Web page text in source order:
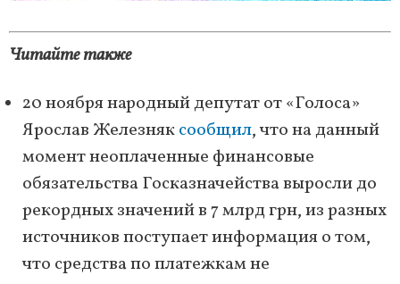
Читайте также
20 ноября народный депутат от «Голоса»
Ярослав Железняксообщил, что на данный
момент неоплаченные финансовые
обязательства Госказначейства выросли до
рекордных значений в 7 млрд грн, из разных
источников поступает информация о том,
что средства по платежкам не